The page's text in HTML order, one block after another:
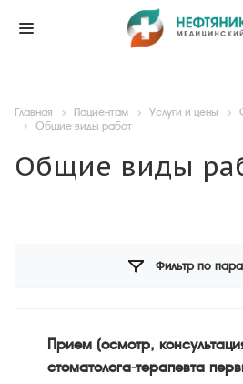
Главная Пациентам Услуги и цены
Общие виды работ
Общие виды
Фильтр по
Прием (осмотр,
стоматолога-терапевта